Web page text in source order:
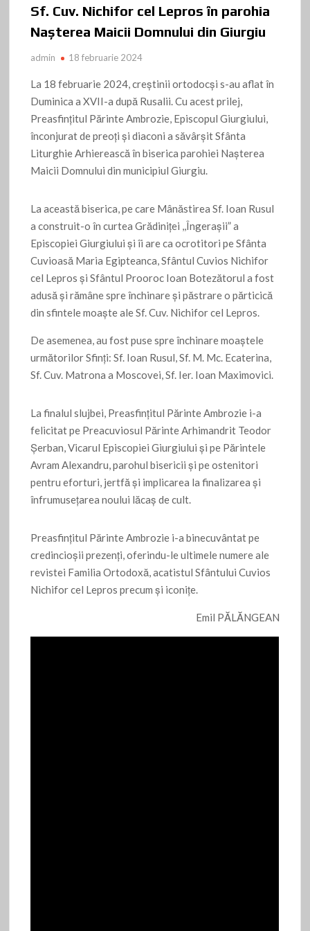
Sf. Cuv. Nichifor cel Lepros în parohia
Nașterea Maicii Domnului din Giurgiu
admin 18 februarie 2024
La 18 februarie 2024, creştinii ortodocşi s-au aflat în
Duminica a XVII-a după Rusalii. Cu acest prilej,
Preasfinţitul Părinte Ambrozie, Episcopul Giurgiului,
înconjurat de preoţi şi diaconi a săvârşit Sfânta
Liturghie Arhierească în biserica parohiei Nașterea
Maicii Domnului din municipiul Giurgiu.
La această biserica, pe care Mânăstirea Sf. Ioan Rusul
a construit-o în curtea Grădiniței ,,Îngerașii” a
Episcopiei Giurgiului și îi are ca ocrotitori pe Sfânta
Cuvioasă Maria Egipteanca, Sfântul Cuvios Nichifor
cel Lepros și Sfântul Prooroc Ioan Botezătorul a fost
adusă și rămâne spre închinare și păstrare o părticică
din sfintele moaște ale Sf. Cuv. Nichifor cel Lepros.
De asemenea, au fost puse spre închinare moaștele
următorilor Sfinți: Sf. Ioan Rusul, Sf. M. Mc. Ecaterina,
Sf. Cuv. Matrona a Moscovei, Sf. Ier. Ioan Maximovici.
La finalul slujbei, Preasfințitul Părinte Ambrozie i-a
felicitat pe Preacuviosul Părinte Arhimandrit Teodor
Șerban, Vicarul Episcopiei Giurgiului și pe Părintele
Avram Alexandru, parohul bisericii și pe ostenitori
pentru eforturi, jertfă și implicarea la finalizarea și
înfrumusețarea noului lăcaș de cult.
Preasfinţitul Părinte Ambrozie i-a binecuvântat pe
credincioșii prezenți, oferindu-le ultimele numere ale
revistei Familia Ortodoxă, acatistul Sfântului Cuvios
Nichifor cel Lepros precum și iconițe.
Emil PĂLĂNGEAN